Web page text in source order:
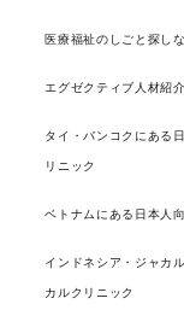
医療福祉のしごと探し
エグゼクティブ人材紹
タイ・バンコクにある
リニック
ベトナムにある日本人
インドネシア・ジャカ
カルクリニック